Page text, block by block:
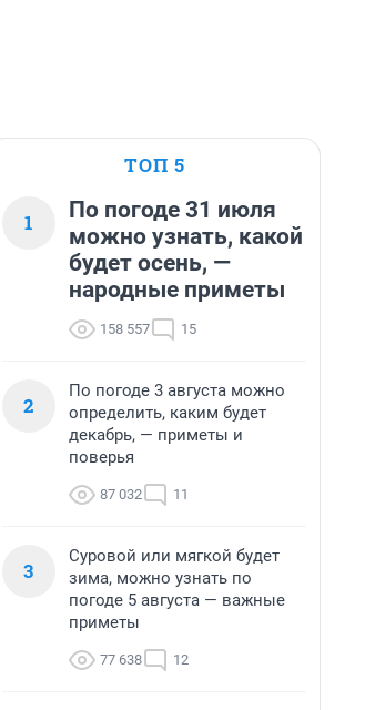
ТОП 5
1
По погоде 31 июля
можно узнать, какой
будет осень, —
народные приметы
158 557 15
2
По погоде 3 августа можно
определить, каким будет
декабрь, — приметы и
поверья
87 032 11
3
Суровой или мягкой будет
зима, можно узнать по
погоде 5 августа — важные
приметы
77 638 12